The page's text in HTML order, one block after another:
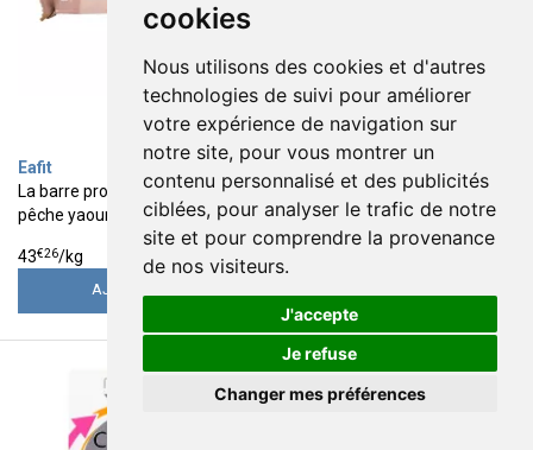
cookies
Nous utilisons des cookies et d'autres
technologies de suivi pour améliorer
votre expérience de navigation sur
notre site, pour vous montrer un
contenu personnalisé et des publicités
ciblées, pour analyser le trafic de notre
site et pour comprendre la provenance
de nos visiteurs.
J'accepte
Je refuse
Changer mes préférences
Eafit
La barre protéinée saveur
pêche yaourt 46g
1€99
43€26/kg
AJOUTER
Phytoceutic
Spiruline forte 1000mg bio 90
comprimés
12€25
136